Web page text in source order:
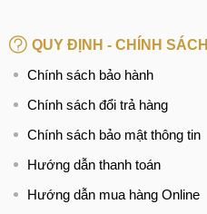
QUY ĐỊNH - CHÍNH SÁCH
Chính sách bảo hành
Chính sách đổi trả hàng
Chính sách bảo mật thông tin
Hướng dẫn thanh toán
Hướng dẫn mua hàng Online